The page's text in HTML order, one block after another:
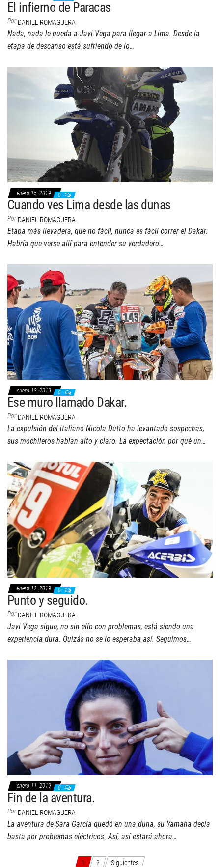
El infierno de Paracas
Por DANIEL ROMAGUERA
Nada, nada le queda a Javi Vega para llegar a Lima. Desde la
etapa de descanso está sufriendo de lo…
enero 15, 2019 0
Cuando ves Lima desde las dunas
Por DANIEL ROMAGUERA
Etapa más llevadera, que no fácil, nunca es fácil correr el Dakar.
Habría que verse allí para entender su verdadero…
enero 13, 2019 0
Ese muro llamado Dakar.
Por DANIEL ROMAGUERA
La expulsión del italiano Nicola Dutto ha levantado sospechas,
sus mochileros hablan alto y claro. La expectación por qué un…
enero 12, 2019 0
Punto y seguido.
Por DANIEL ROMAGUERA
Javi Vega sigue, no sin ello con problemas, está siendo una
experiencia dura. Quizás no se lo esperaba así. Seguimos…
enero 11, 2019 0
Fin de la aventura.
Por DANIEL ROMAGUERA
La aventura de Sara García quedó en una duna, su Yamaha decía
basta por problemas eléctricos. Así, así estará ahora…
1 2 Siguientes